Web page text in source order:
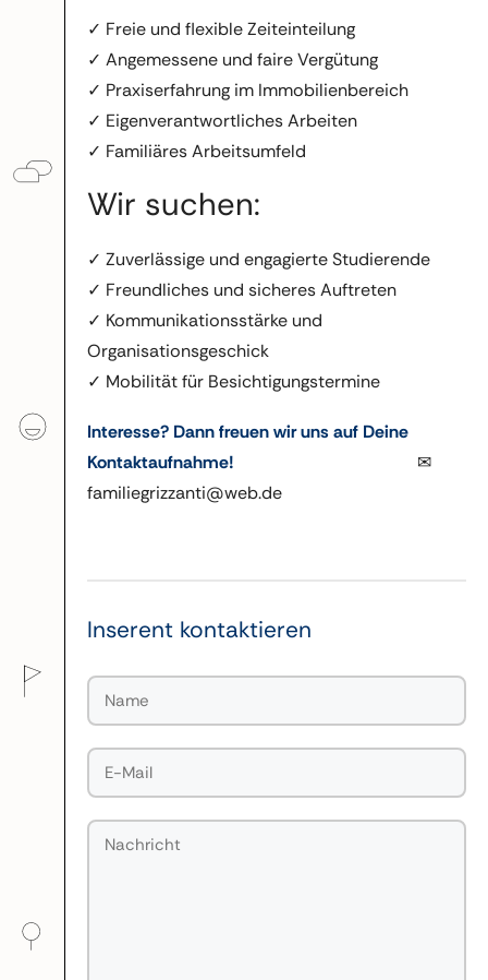
✓ Freie und flexible Zeiteinteilung
✓ Angemessene und faire Vergütung
✓ Praxiserfahrung im Immobilienbereich
✓ Eigenverantwortliches Arbeiten
✓ Familiäres Arbeitsumfeld
Wir suchen:
✓ Zuverlässige und engagierte Studierende
✓ Freundliches und sicheres Auftreten
✓ Kommunikationsstärke und
Organisationsgeschick
✓ Mobilität für Besichtigungstermine
Interesse? Dann freuen wir uns auf Deine
Kontaktaufnahme!
✉
familiegrizzanti@web.de
Inserent kontaktieren